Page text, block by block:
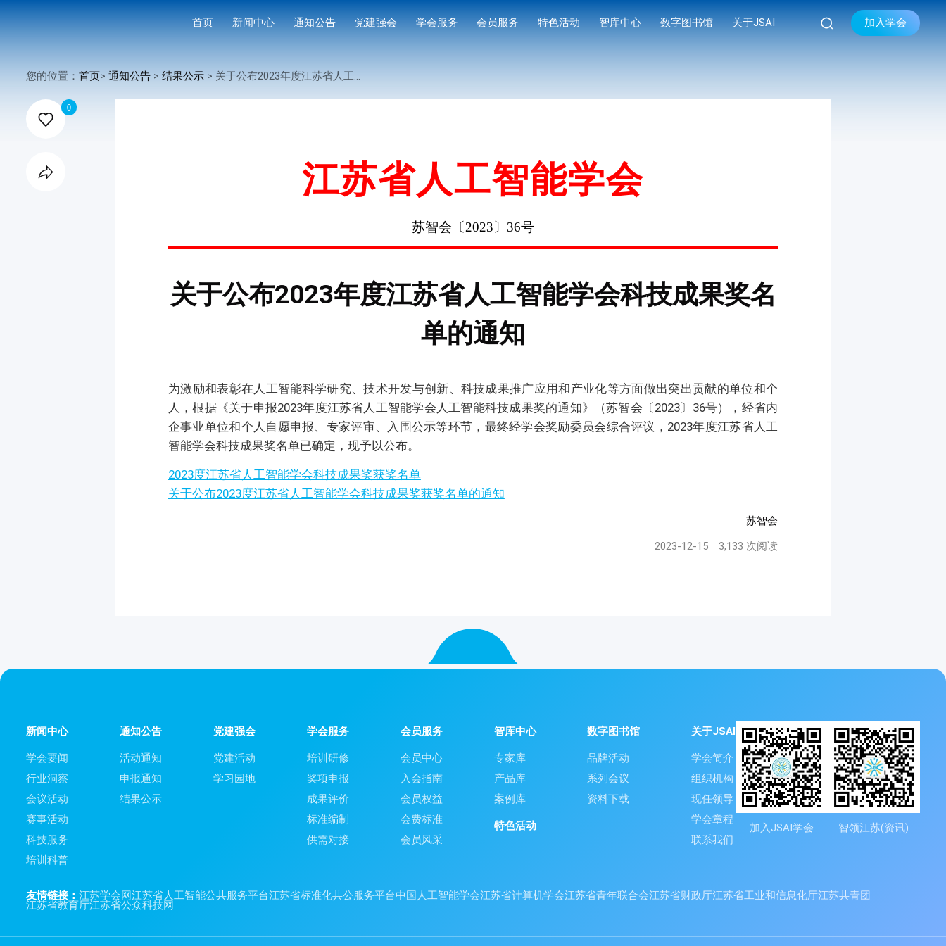
首页 新闻中心 通知公告 党建强会 学会服务
供需对接
会员服务
会员风采
会员单位
特色活动 智库中心 数字图书馆 关于JSAI  加入学会
您的位置：首页>通知公告 >结果公示 > 关于公布2023年度江苏省人工智能学会科技成果奖名单的通知

0
 江苏省人工智能学会
苏智会〔2023〕36号
关于公布2023年度江苏省人工智能学会科技成果奖名
单的通知
为激励和表彰在人工智能科学研究、技术开发与创新、科技成果推广应用和产业化等方面做出突出贡献的单位和个
人，根据《关于申报2023年度江苏省人工智能学会人工智能科技成果奖的通知》（苏智会〔2023〕36号），经省内
企事业单位和个人自愿申报、专家评审、入围公示等环节，最终经学会奖励委员会综合评议，2023年度江苏省人工
智能学会科技成果奖名单已确定，现予以公布。
2023度江苏省人工智能学会科技成果奖获奖名单
关于公布2023度江苏省人工智能学会科技成果奖获奖名单的通知
苏智会
2023-12-15
3,133 次阅读
新闻中心
学会要闻
行业洞察
会议活动
赛事活动
科技服务
培训科普
通知公告
活动通知
申报通知
结果公示
党建强会
党建活动
学习园地
学会服务
培训研修
奖项申报
成果评价
标准编制
供需对接
会员服务
会员中心
入会指南
会员权益
会费标准
会员风采
智库中心
专家库
产品库
案例库
特色活动
数字图书馆
品牌活动
系列会议
资料下载
关于JSAI
学会简介
组织机构
现任领导
学会章程
联系我们
加入JSAI学会 智领江苏(资讯)
友情链接：江苏学会网江苏省人工智能公共服务平台江苏省标准化共公服务平台中国人工智能学会江苏省计算机学会江苏省青年联合会江苏省财政厅江苏省工业和信息化厅江苏共青团
江苏省教育厅江苏省公众科技网